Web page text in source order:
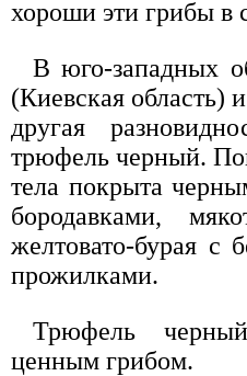
хороши эти грибы в
В юго-западных
(Киевская область)
другая
трюфель черный.
тела покрыта
бородавками,
желтовато-бурая с
прожилками.
Трюфель
ценным грибом.